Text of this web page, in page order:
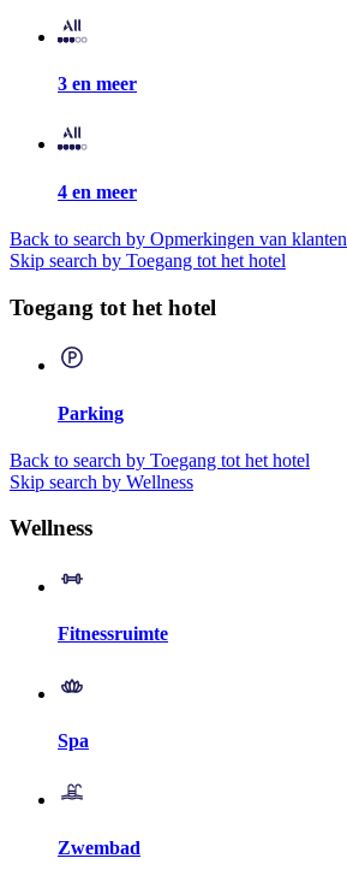
3 en meer
4 en meer
Back to search by Opmerkingen van klanten
Skip search by Toegang tot het hotel
Toegang tot het hotel
Parking
Back to search by Toegang tot het hotel
Skip search by Wellness
Wellness
Fitnessruimte
Spa
Zwembad